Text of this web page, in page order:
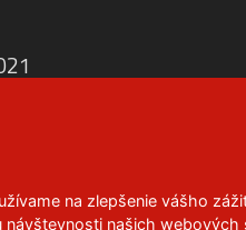
na zlepšenie vášho
našich